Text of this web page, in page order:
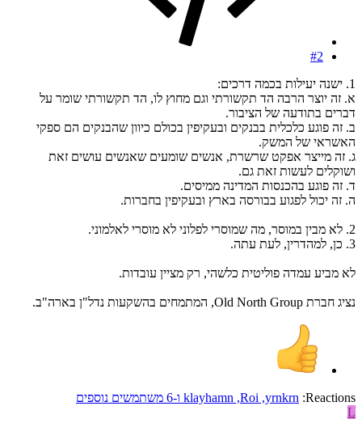
#2
1. ישנה יעילות בכמה דרכים:
א. זה יוצר הרבה הד תקשורתי וגם מחוץ לו, הד תקשורתי שומר על
דברים בתודעה של הציבור.
ב. זה פוגע כלכלית בבנקים ובעקיפין בכולם כיוון שהבנקים הם ספקי
האשראי של המשק.
ג. זה מייצר אפקט שרשרת, אנשים שומעים שאנשים עושים זאת
ושוקלים לעשות זאת גם.
ד. זה פוגע בהכנסות המדינה ממיסים.
ה. זה יכול לפגוע בבורסה בארץ ובעקיפין בחברות.
2. לא מבין במוסר, מה שמוסרי לפלוני לא מוסרי לאלמוני.
3. כן, למהדרין, לעת עתה.
לא מביע עמדה פוליטית כלשהי, רק מציין עובדות.
נציג חברת Old North Group, המתמחים בהשקעות נדל"ן בארה"ב.
Reactions:
yrnkrn
,
Roi
,
klayhamn ו-6 משתמשים נוספים
L